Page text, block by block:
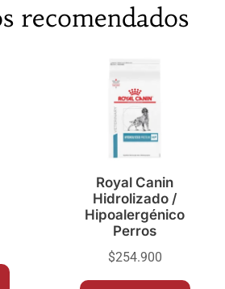
recomendados
Royal Canin
Hidrolizado /
Hipoalergénico
Perros
$254.900